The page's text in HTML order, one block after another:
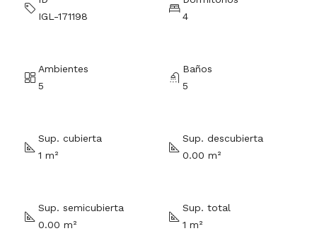
IGL-171198
4
Ambientes
5
Baños
5
Sup. cubierta
1 m²
Sup. descubierta
0.00 m²
Sup. semicubierta
0.00 m²
Sup. total
1 m²